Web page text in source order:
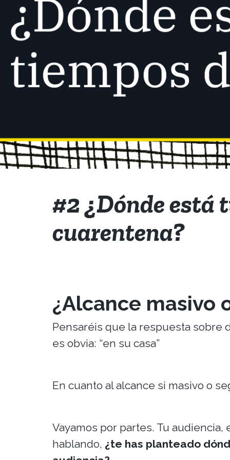
#2 ¿Dónde está
cuarentena?
¿Alcance masivo
Pensaréis que la respuesta sobre
es obvia: “en su casa”
En cuanto al alcance si masivo o
Vayamos por partes. Tu
hablando, ¿te has planteado